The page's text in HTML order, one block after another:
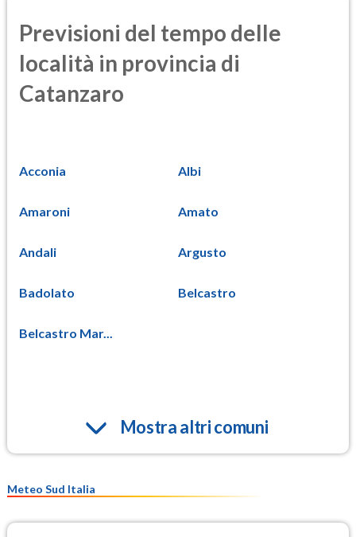
Previsioni del tempo delle
località in provincia di
Catanzaro
Acconia Albi
Amaroni Amato
Andali Argusto
Badolato Belcastro
Belcastro Mar...
Mostra altri comuni
Meteo Sud Italia